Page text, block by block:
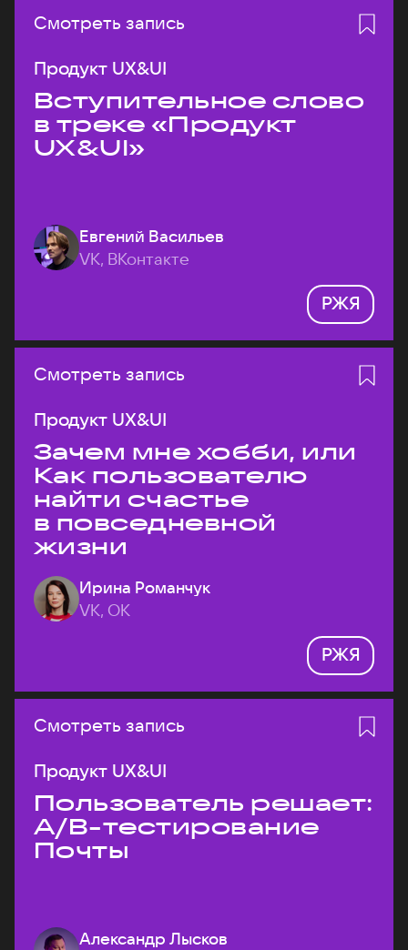
Смотреть запись
Продукт UX&UI
Вступительное слово
в треке «Продукт
UX&UI»
Евгений Васильев
VK, ВКонтакте
РЖЯ
Смотреть запись
Продукт UX&UI
Зачем мне хобби, или
Как пользователю
найти счастье
в повседневной
жизни
Ирина Романчук
VK, ОК
РЖЯ
Смотреть запись
Продукт UX&UI
Пользователь решает:
A/B-тестирование
Почты
Александр Лысков